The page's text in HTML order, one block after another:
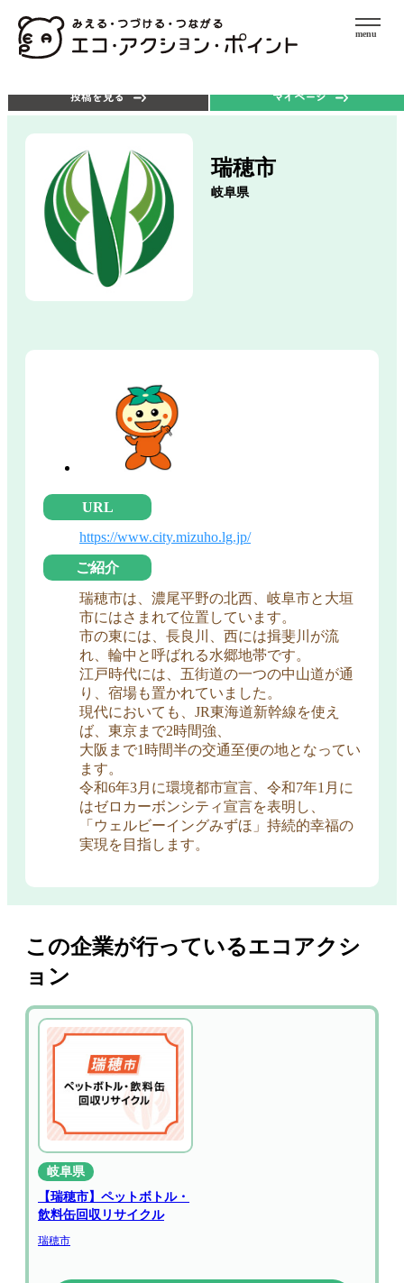
menu
投稿を見る
マイページ
瑞穂市
岐阜県
URL
https://www.city.mizuho.lg.jp/
ご紹介
瑞穂市は、濃尾平野の北西、岐阜市と大垣
市にはさまれて位置しています。
市の東には、長良川、西には揖斐川が流
れ、輪中と呼ばれる水郷地帯です。
江戸時代には、五街道の一つの中山道が通
り、宿場も置かれていました。
現代においても、JR東海道新幹線を使え
ば、東京まで2時間強、
大阪まで1時間半の交通至便の地となってい
ます。
令和6年3月に環境都市宣言、令和7年1月に
はゼロカーボンシティ宣言を表明し、
「ウェルビーイングみずほ」持続的幸福の
実現を目指します。
この企業が行っているエコアクシ
ョン
岐阜県
【瑞穂市】ペットボトル・
飲料缶回収リサイクル
瑞穂市